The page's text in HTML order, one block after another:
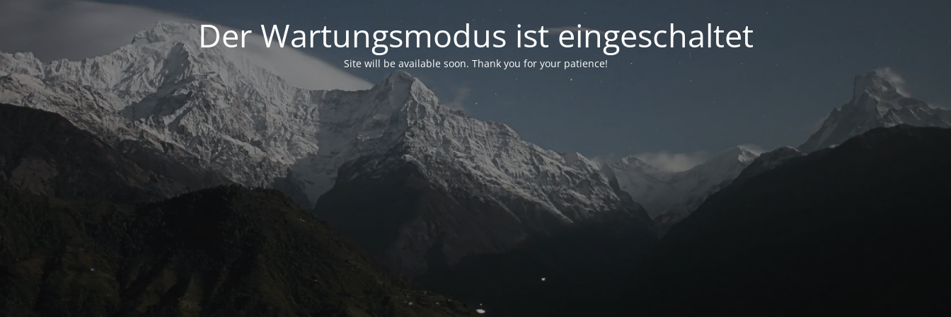
Der Wartungsmodus ist eingeschaltet
Site will be available soon. Thank you for your patience!